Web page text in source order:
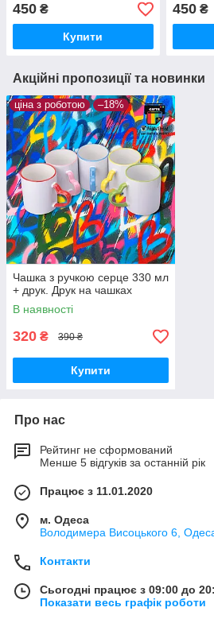
450 ₴
Купити
450₴
Акційні пропозиції та новинки
ціна з роботою –18%
Чашка з ручкою серце 330 мл
+ друк. Друк на чашках
В наявності
320 ₴ 390 ₴
Купити
Про нас
Рейтинг не сформований
Менше 5 відгуків за останній рік
Працює з 11.01.2020
м. Одеса
Володимера Висоцького 6,
Контакти
Сьогодні працює з 09:00 до
Показати весь графік роботи